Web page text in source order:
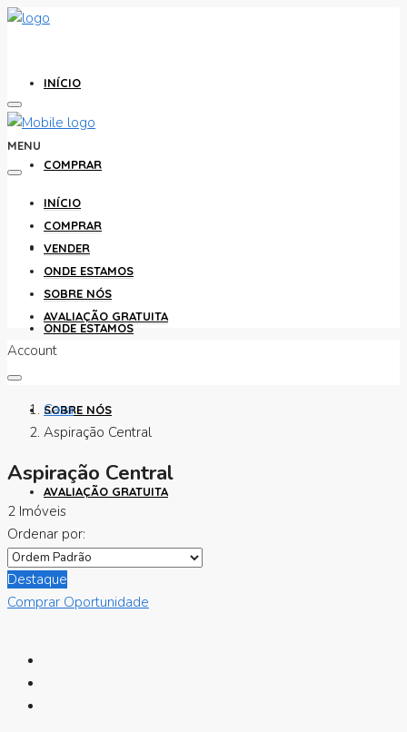
INÍCIO
COMPRAR
VENDER
ONDE ESTAMOS
SOBRE NÓS
AVALIAÇÃO GRATUITA
MENU
INÍCIO
COMPRAR
VENDER
ONDE ESTAMOS
SOBRE NÓS
AVALIAÇÃO GRATUITA
Account
Casa
Aspiração Central
Aspiração Central
2 Imóveis
Ordenar por:
Destaque
Comprar Oportunidade